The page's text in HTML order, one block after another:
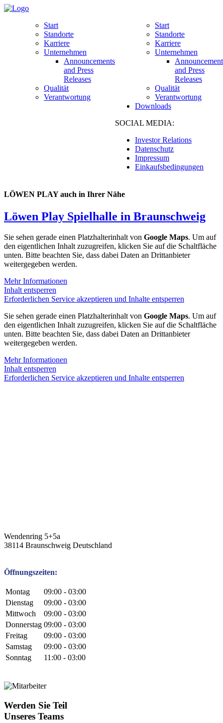
Start
Standorte
Karriere
Unternehmen
Announcements
and Press
Releases
Qualität
Verantwortung
Start
Standorte
Karriere
Unternehmen
and Press
Releases
Qualität
Verantwortung
Downloads
SOCIAL MEDIA:
Investor Relations
Datenschutz
Impressum
Einkaufsbedingungen
LÖWEN PLAY auch in Ihrer Nähe
Löwen Play Spielhalle in Braunschweig
Sie sehen gerade einen Platzhalterinhalt von Google Maps. Um auf
den eigentlichen Inhalt zuzugreifen, klicken Sie auf die Schaltfläche
unten. Bitte beachten Sie, dass dabei Daten an Drittanbieter
weitergegeben werden.
Mehr Informationen
Inhalt entsperren
Erforderlichen Service akzeptieren und Inhalte entsperren
Sie sehen gerade einen Platzhalterinhalt von Google Maps. Um auf
den eigentlichen Inhalt zuzugreifen, klicken Sie auf die Schaltfläche
unten. Bitte beachten Sie, dass dabei Daten an Drittanbieter
weitergegeben werden.
Mehr Informationen
Inhalt entsperren
Erforderlichen Service akzeptieren und Inhalte entsperren
Wendenring 5+5a
38114 Braunschweig Deutschland
Öffnungszeiten:
Montag
09:00 - 03:00
Dienstag
09:00 - 03:00
Mittwoch
09:00 - 03:00
Donnerstag 09:00 - 03:00
Freitag
09:00 - 03:00
Samstag
09:00 - 03:00
Sonntag
11:00 - 03:00
Werden Sie Teil
Unseres Teams